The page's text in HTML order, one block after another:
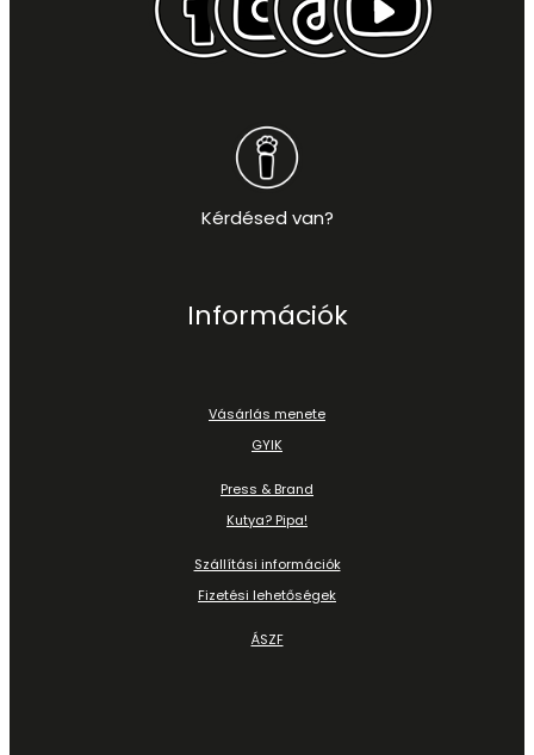
Kérdésed van?
Információk
Vásárlás menete
GYIK
Press & Brand
Kutya? Pipa!
Szállítási információk
Fizetési lehetőségek
ÁSZF